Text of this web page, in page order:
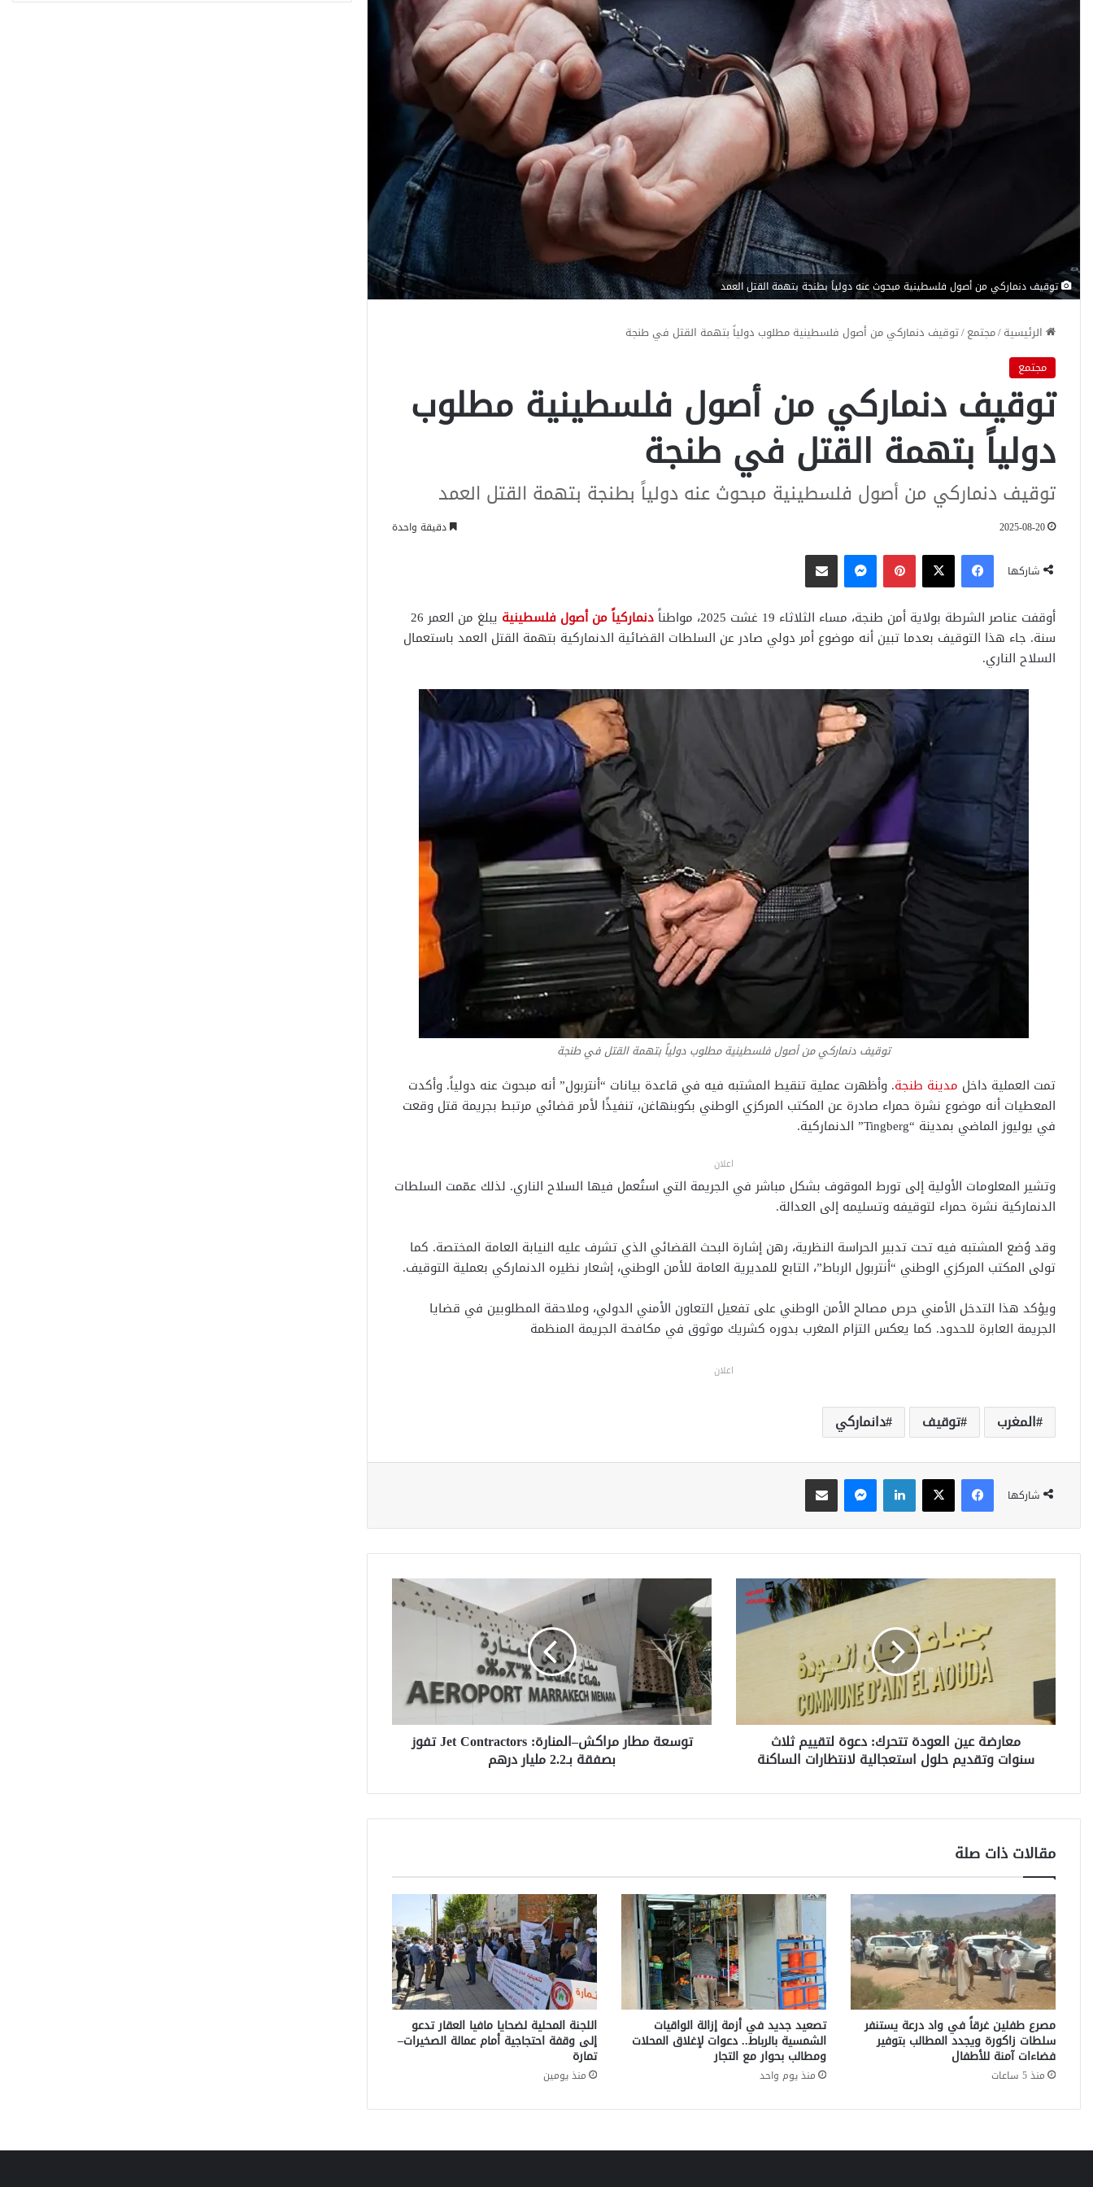
توقيف دنماركي من أصول فلسطينية مبحوث عنه دولياً بطنجة بتهمة القتل العمد
الرئيسية/مجتمع/توقيف دنماركي من أصول فلسطينية مطلوب دولياً بتهمة القتل في طنجة
مجتمع
توقيف دنماركي من أصول فلسطينية مطلوب
دولياً بتهمة القتل في طنجة
توقيف دنماركي من أصول فلسطينية مبحوث عنه دولياً بطنجة بتهمة القتل العمد
2025-08-20 دقيقة واحدة
شاركها
فيسبوك ‫X بينتيريست
أوقفت عناصر الشرطة بولاية أمن طنجة، مساء الثلاثاء 19 غشت 2025، مواطناً دنماركياً من أصول فلسطينية
يبلغ من العمر 26
سنة. جاء هذا التوقيف بعدما تبين أنه موضوع أمر دولي صادر عن السلطات القضائية الدنماركية بتهمة القتل العمد باستعمال
السلاح الناري.
توقيف دنماركي من أصول فلسطينية مطلوب دولياً بتهمة القتل في طنجة
تمت العملية داخل مدينة طنجة. وأظهرت عملية تنقيط المشتبه فيه في قاعدة بيانات “أنتربول” أنه مبحوث عنه دولياً. وأكدت
المعطيات أنه موضوع نشرة حمراء صادرة عن المكتب المركزي الوطني بكوبنهاغن، تنفيذًا لأمر قضائي مرتبط بجريمة قتل وقعت
في يوليوز الماضي بمدينة “Tingberg” الدنماركية.
اعلان
وتشير المعلومات الأولية إلى تورط الموقوف بشكل مباشر في الجريمة التي استُعمل فيها السلاح الناري. لذلك عمّمت السلطات
الدنماركية نشرة حمراء لتوقيفه وتسليمه إلى العدالة.
وقد وُضع المشتبه فيه تحت تدبير الحراسة النظرية، رهن إشارة البحث القضائي الذي تشرف عليه النيابة العامة المختصة. كما
تولى المكتب المركزي الوطني “أنتربول الرباط”، التابع للمديرية العامة للأمن الوطني، إشعار نظيره الدنماركي بعملية التوقيف.
ويؤكد هذا التدخل الأمني حرص مصالح الأمن الوطني على تفعيل التعاون الأمني الدولي، وملاحقة المطلوبين في قضايا
الجريمة العابرة للحدود. كما يعكس التزام المغرب بدوره كشريك موثوق في مكافحة الجريمة المنظمة
اعلان
المغرب توقيف دانماركي
شاركها
فيسبوك ‫X لينكدإن
ة
ع
ن
و
ة
ت
ح
ر
ك
:
د
ع
و
ة
ل
ت
ق
ي
ي
ث
ا
معارضة عين العودة تتحرك: دعوة لتقييم ثلاث
سنوات وتقديم حلول استعجالية لانتظارات الساكنة
و
س
ع
ة
م
ط
ا
ر
ك
–
م
ن
ا
ر
ة
:
J
e
t
C
o
a
t
توسعة مطار مراكش–المنارة: Jet Contractors تفوز
بصفقة بـ2.2 مليار درهم
مقالات ذات صلة
مصرع طفلين غرقاً في واد درعة يستنفر
سلطات زاكورة ويجدد المطالب بتوفير
فضاءات آمنة للأطفال
منذ 5 ساعات
تصعيد جديد في أزمة إزالة الواقيات
الشمسية بالرباط.. دعوات لإغلاق المحلات
ومطالب بحوار مع التجار
منذ يوم واحد
اللجنة المحلية لضحايا مافيا العقار تدعو
إلى وقفة احتجاجية أمام عمالة الصخيرات–
تمارة
منذ يومين